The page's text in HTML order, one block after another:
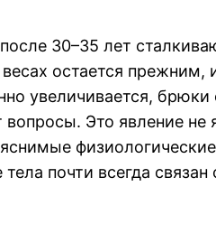
30–35 лет
весах остается
увеличивается,
вопросы. Это явление не
почти всегда